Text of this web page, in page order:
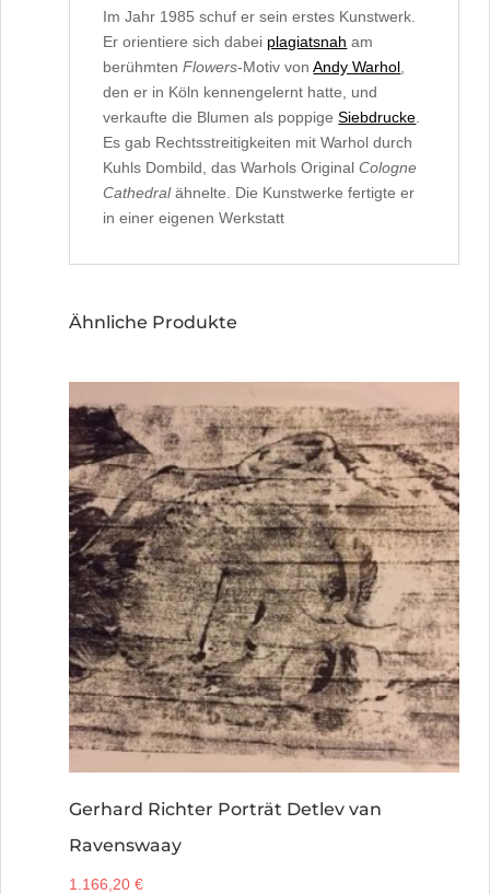
Im Jahr 1985 schuf er sein erstes Kunstwerk.
Er orientiere sich dabei plagiatsnah am
berühmtenFlowers-Motiv vonAndy Warhol
den er in Köln kennengelernt hatte, und
verkaufte die Blumen als poppigeSiebdrucke
Es gab Rechtsstreitigkeiten mit Warhol durch
Kuhls Dombild, das Warhols OriginalCologne
Cathedralähnelte. Die Kunstwerke fertigte er
in einer eigenen Werkstatt
Ähnliche Produkte
Gerhard Richter Porträt Detlev van
Ravenswaay
1.166,20€